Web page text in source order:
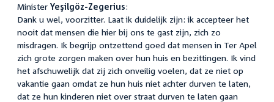
Minister Yeşilgöz-Zegerius:
Dank u wel, voorzitter. Laat ik duidelijk zijn: ik accepteer het
nooit dat mensen die hier bij ons te gast zijn, zich zo
misdragen. Ik begrijp ontzettend goed dat mensen in Ter Apel
zich grote zorgen maken over hun huis en bezittingen. Ik vind
het afschuwelijk dat zij zich onveilig voelen, dat ze niet op
vakantie gaan omdat ze hun huis niet achter durven te laten,
dat ze hun kinderen niet over straat durven te laten gaan